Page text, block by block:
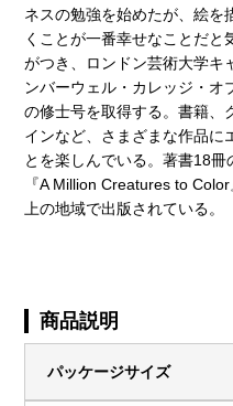
ネスの勉強を始めたが、絵を
くことが一番幸せなことだと
がつき、ロンドン芸術大学キ
ンバーウェル・カレッジ・オ
の修士号を取得する。書籍、
インなど、さまざまな作品に
とを楽しんでいる。著書18
『A Million Creatures to
上の地域で出版されている。
商品説明
パッケージサイズ